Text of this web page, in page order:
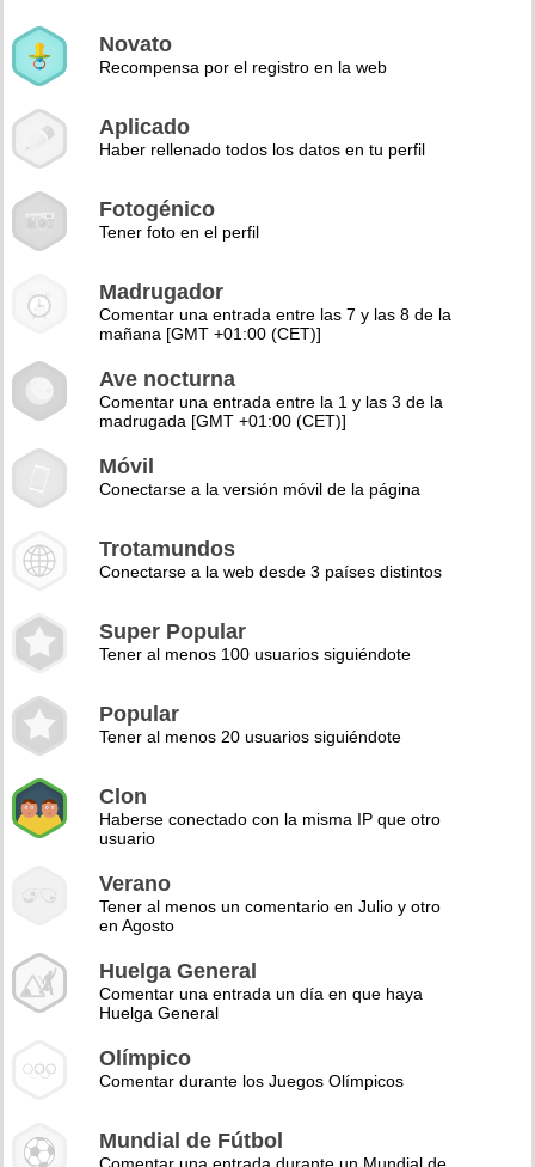
Novato
Recompensa por el registro en la web
Aplicado
Haber rellenado todos los datos en tu perfil
Fotogénico
Tener foto en el perfil
Madrugador
Comentar una entrada entre las 7 y las 8 de la
mañana [GMT +01:00 (CET)]
Ave nocturna
Comentar una entrada entre la 1 y las 3 de la
madrugada [GMT +01:00 (CET)]
Móvil
Conectarse a la versión móvil de la página
Trotamundos
Conectarse a la web desde 3 países distintos
Super Popular
Tener al menos 100 usuarios siguiéndote
Popular
Tener al menos 20 usuarios siguiéndote
Clon
Haberse conectado con la misma IP que otro
usuario
Verano
Tener al menos un comentario en Julio y otro
en Agosto
Huelga General
Comentar una entrada un día en que haya
Huelga General
Olímpico
Comentar durante los Juegos Olímpicos
Mundial de Fútbol